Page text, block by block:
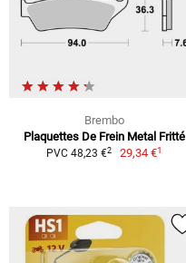
Brembo
Plaquettes De Frein Metal Fritté
PVC 48,23 €2 29,34 €1